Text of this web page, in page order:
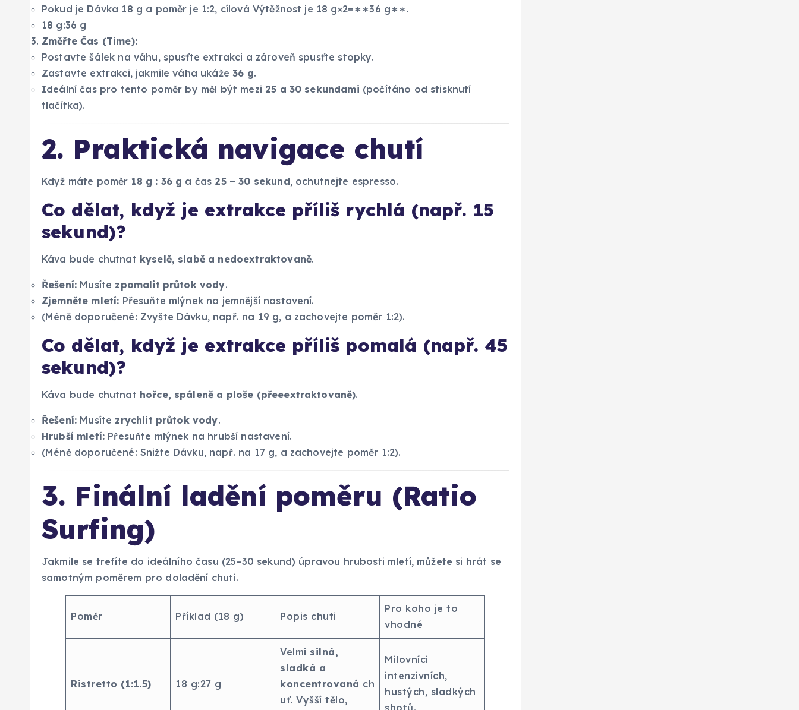
Pokud je Dávka 18 g a poměr je 1:2, cílová Výtěžnost je 18 g×2=∗∗36 g∗∗.
18 g:36 g
Změřte Čas (Time):
Postavte šálek na váhu, spusťte extrakci a zároveň spusťte stopky.
Zastavte extrakci, jakmile váha ukáže36 g.
Ideální čas pro tento poměr by měl být mezi 25 a 30 sekundami (počítáno od stisknutí
tlačítka).
2. Praktická navigace chutí
Když máte poměr 18 g : 36 g a čas 25 – 30 sekund, ochutnejte espresso.
Co dělat, když je extrakce příliš rychlá (např. 15
sekund)?
Káva bude chutnat kyselě, slabě a nedoextraktovaně.
Řešení: Musíte zpomalit průtok vody.
Zjemněte mletí: Přesuňte mlýnek na jemnější nastavení.
(Méně doporučené: Zvyšte Dávku, např. na 19 g, a zachovejte poměr 1:2).
Co dělat, když je extrakce příliš pomalá (např. 45
sekund)?
Káva bude chutnat hořce, spáleně a ploše (přeeextraktovaně).
Řešení: Musíte zrychlit průtok vody.
Hrubší mletí: Přesuňte mlýnek na hrubší nastavení.
(Méně doporučené: Snižte Dávku, např. na 17 g, a zachovejte poměr 1:2).
3. Finální ladění poměru (Ratio
Surfing)
Jakmile se trefíte do ideálního času (25–30 sekund) úpravou hrubosti mletí, můžete si hrát se
samotným poměrem pro doladění chuti.
Poměr Příklad (18 g) Popis chuti
Pro koho je to
vhodné
Ristretto (1:1.5) 18 g:27 g
Velmi silná,
sladká a
koncentrovaná ch
uť. Vyšší tělo,
Milovníci
intenzivních,
hustých, sladkých